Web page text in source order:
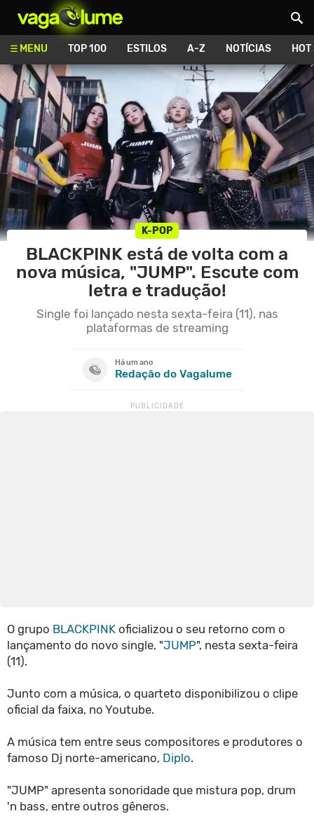
MENU TOP 100 ESTILOS A-Z NOTÍCIAS
K-POP
BLACKPINK está de volta com a
nova música, "JUMP". Escute com
letra e tradução!
Single foi lançado nesta sexta-feira (11), nas
plataformas de streaming
Há um ano
Redação do Vagalume
O grupo BLACKPINK oficializou o seu retorno com o
lançamento do novo single, "JUMP", nesta sexta-feira
(11).
Junto com a música, o quarteto disponibilizou o clipe
oficial da faixa, no Youtube.
A música tem entre seus compositores e produtores o
famoso Dj norte-americano, Diplo.
"JUMP" apresenta sonoridade que mistura pop, drum
'n bass, entre outros gêneros.